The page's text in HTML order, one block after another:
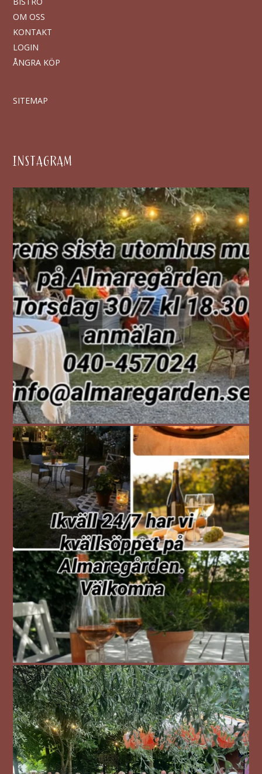
OM OSS
KONTAKT
LOGIN
ÅNGRA KÖP
SITEMAP
INSTAGRAM